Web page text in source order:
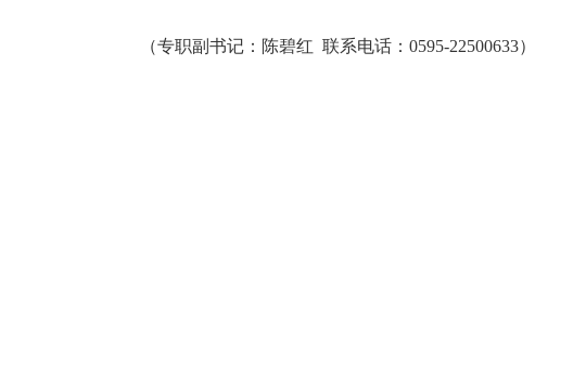
（专职副书记：陈碧红 联系电话： 0595-22500633）